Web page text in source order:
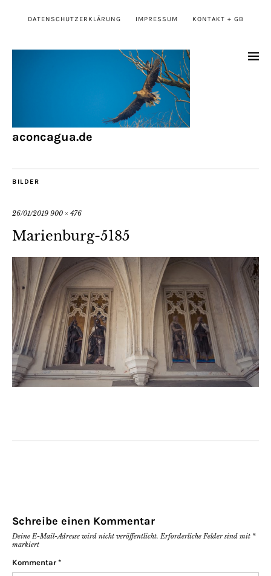
DATENSCHUTZERKLÄRUNG IMPRESSUM KONTAKT + GB
aconcagua.de
BILDER
26/01/2019 900 × 476
Marienburg-5185
Schreibe einen Kommentar
Deine E-Mail-Adresse wird nicht veröffentlicht. Erforderliche Felder sind mit *
markiert
Kommentar *